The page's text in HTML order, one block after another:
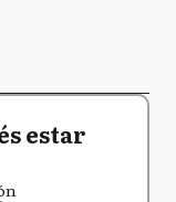
estar